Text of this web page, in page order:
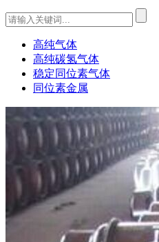
高纯气体
高纯碳氢气体
稳定同位素气体
同位素金属